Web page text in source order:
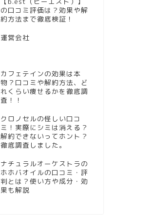
の口コミ評価は？効果や解
約方法まで徹底検証！
運営会社
カフェテインの効果は本
物？口コミや解約方法、ど
れくらい痩せるかを徹底調
査！！
クロノセルの怪しい口コ
ミ！実際にシミは消える？
解約できないってホント？
徹底調査しました。
ナチュラルオーケストラの
ホホバオイルの口コミ・評
判とは？使い方や成分・効
果も解説